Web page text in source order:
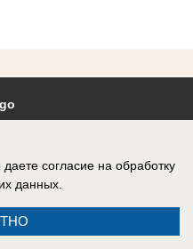
№ ФС 77 – 87210, выдано
согласие на обработку
данных.